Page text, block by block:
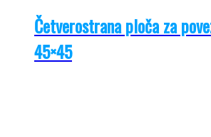
Četverostrana ploča za
45×45